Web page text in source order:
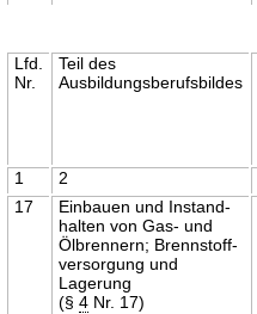
Lfd.
Nr.
Teil des
Ausbildungsberufsbildes
1
2
17
Einbauen und Instand-
halten von Gas- und
Ölbrennern; Brennstoff-
versorgung und
Lagerung
(§4 Nr. 17)